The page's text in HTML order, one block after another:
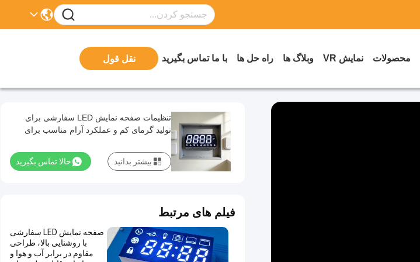
محصولات نمایش VR وبلاگ ها راه حل ها با ما تماس بگیرید نقل قول
تنظیمات صفحه نمایش LED سفارشی برای
تولید گرمای کم و عملکرد آرام مناسب برای
حالا تماس بگیرید بیشتر بدانید
فیلم های مرتبط
صفحه نمایش LED سفارشی
با روشنایی بالا، طراحی
مقاوم در برابر آب و هوا و